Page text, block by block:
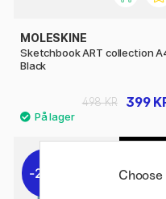
MOLESKINE
Sketchbook ART collection
Black
399
498 KR
20%